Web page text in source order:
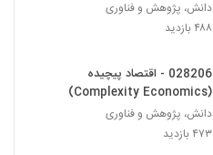
028211 - سیستم های غیرخطی
028212 - سیستم های غیرخطی
دانش، پژوهش و فناوری
۴۸۸ بازدید
028206 - اقتصاد پیچیده
(Complexity Economics)
دانش، پژوهش و فناوری
۴۷۳ بازدید